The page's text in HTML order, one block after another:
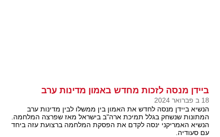
ביידן מנסה לזכות מחדש באמון מדינות ערב
18 ב פברואר 2024
הנשיא ביידן מנסה לחדש את האמון בין ממשלו לבין מדינות ערב
המתונות שנשחק בגלל תמיכת ארה"ב בישראל מאז שפרצה המלחמה.
הנשיא האמריקני ינסה לקדם את הפסקת המלחמה ברצועת עזה ביחד
עם סעודיה.